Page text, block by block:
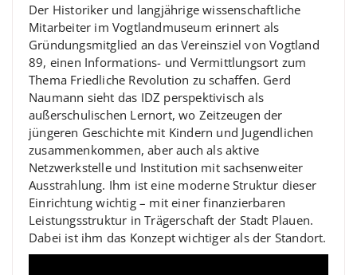
Der Historiker und langjährige wissenschaftliche
Mitarbeiter im Vogtlandmuseum erinnert als
Gründungsmitglied an das Vereinsziel von Vogtland
89, einen Informations- und Vermittlungsort zum
Thema Friedliche Revolution zu schaffen. Gerd
Naumann sieht das IDZ perspektivisch als
außerschulischen Lernort, wo Zeitzeugen der
jüngeren Geschichte mit Kindern und Jugendlichen
zusammenkommen, aber auch als aktive
Netzwerkstelle und Institution mit sachsenweiter
Ausstrahlung. Ihm ist eine moderne Struktur dieser
Einrichtung wichtig – mit einer finanzierbaren
Leistungsstruktur in Trägerschaft der Stadt Plauen.
Dabei ist ihm das Konzept wichtiger als der Standort.